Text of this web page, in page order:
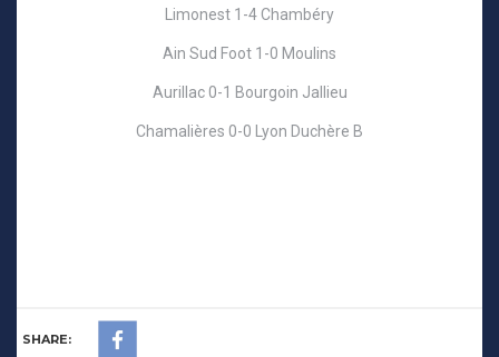
Limonest 1-4 Chambéry
Ain Sud Foot 1-0 Moulins
Aurillac 0-1 Bourgoin Jallieu
Chamalières 0-0 Lyon Duchère B
SHARE: